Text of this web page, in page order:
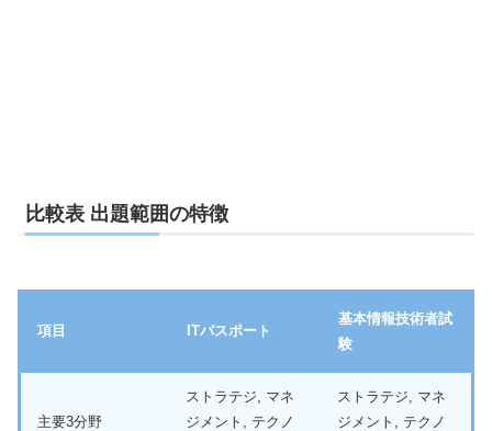
比較表 出題範囲の特徴
項目 ITパスポート
基本情報技術者試
験
主要3分野
ストラテジ, マネ
ジメント, テクノ
ストラテジ, マネ
ジメント, テクノ